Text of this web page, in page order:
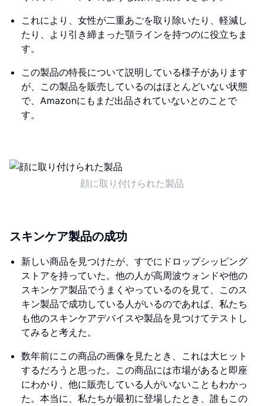
これにより、女性が二重あごを取り除いたり、軽減し
たり、より引き締まった顎ラインを持つのに役立ちま
す。
この製品の特長について説明している様子があります
が、この製品を販売しているのはほとんどいない状態
で、Amazonにもまだ出品されていないとのことで
す。
顔に取り付けられた製品
スキンケア製品の成功
新しい商品を見つけたが、すでにドロップシッピング
ストアを持っていた。他の人が高周波ウォンドや他の
スキンケア製品でうまくやっているのを見て、このス
キン製品で成功している人がいるのであれば、私たち
も他のスキンケアデバイスや製品を見つけてテストし
てみると考えた。
数年前にこの商品の画像を見たとき、これは大ヒット
するだろうと思った。この商品には市場があると即座
にわかり、他に販売している人がいないこともわかっ
た。本当に、私たちが最初に登場したとき、誰もこの